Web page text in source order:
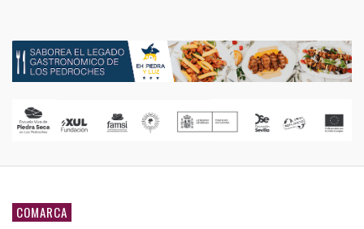
COMARCA